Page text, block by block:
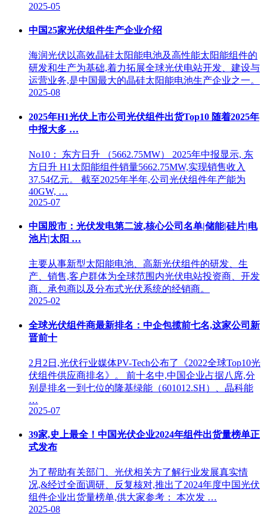
2025-05
中国25家光伏组件生产企业介绍
海润光伏以高效晶硅太阳能电池及高性能太阳能组件的
研发和生产为基础,着力拓展全球光伏电站开发、建设与
运营业务,是中国最大的晶硅太阳能电池生产企业之一。
2025-08
2025年H1光伏上市公司光伏组件出货Top10 随着2025年
中报大多 …
No10： 东方日升 （5662.75MW） 2025年中报显示, 东
方日升 H1太阳能组件销量5662.75MW,实现销售收入
37.54亿元。 截至2025年半年,公司光伏组件年产能为
40GW, …
2025-07
中国股市：光伏发电第二波,核心公司名单|储能|硅片|电
池片|太阳 …
主要从事新型太阳能电池、高新光伏组件的研发、生
产、销售,客户群体为全球范围内光伏电站投资商、开发
商、承包商以及分布式光伏系统的经销商。
2025-02
全球光伏组件商最新排名：中企包揽前七名,这家公司新
晋前十
2月2日,光伏行业媒体PV-Tech公布了《2022全球Top10光
伏组件供应商排名》。 前十名中,中国企业占据八席,分
别是排名一到七位的隆基绿能（601012.SH）、晶科能
…
2025-07
39家,史上最全！中国光伏企业2024年组件出货量榜单正
式发布
为了帮助有关部门、光伏相关方了解行业发展真实情
况,&经过全面调研、反复核对,推出了2024年度中国光伏
组件企业出货量榜单,供大家参考： 本次发 …
2025-08